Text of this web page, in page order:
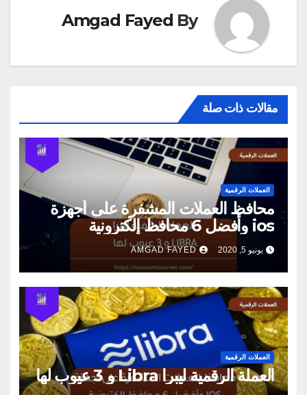
By
Amgad Fayed
مقالات ذات صلة
العملات الرقمية
محافظ العملات المشفرة على أجهزة
ios وأفضل 6 محافظ إلكترونية
يونيو 5, 2020 AMGAD FAYED
العملات الرقمية
العملة الرقمية ليبرا Libra و 3 عيوب لها